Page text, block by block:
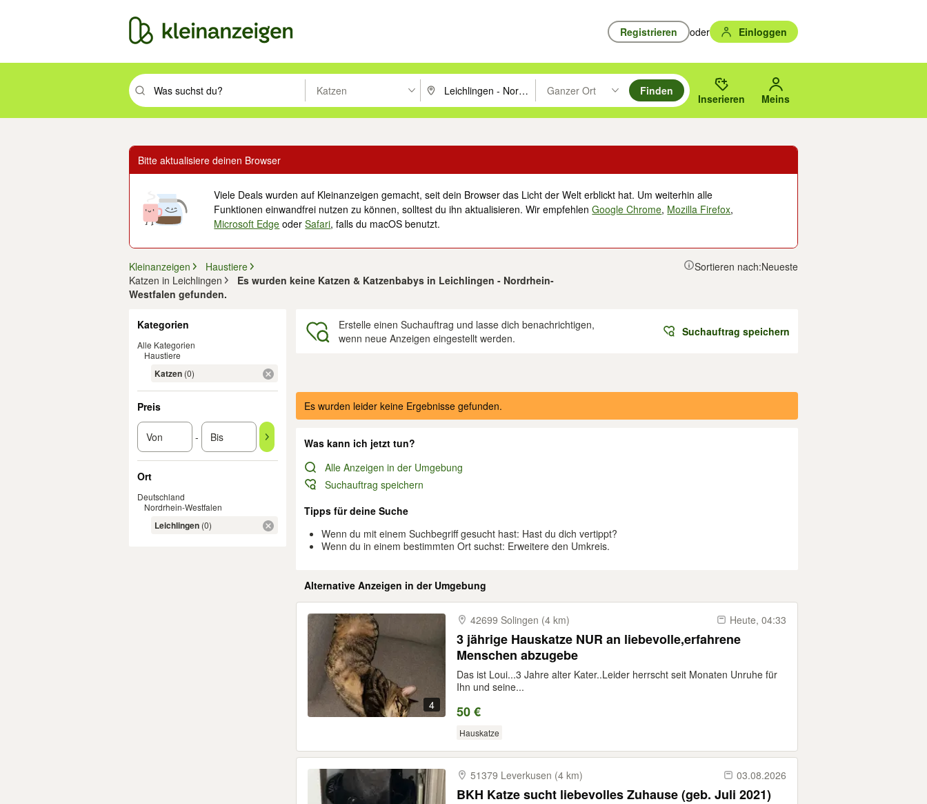
Registrieren oder Einloggen
Suchbegriff eingeben. Eingabetaste drücken um zu suchen, oder Vorschläge mit den Pfeiltasten nach oben/unten durchsuchen und mit Eingabetaste auswählen.
Katzen PLZ oder Ort eingeben. Eingabetaste drücken um zu suchen, oder Vorschläge mit den Pfeiltasten nach oben/
Ganzer Ort
Suche im Umkreis des gewählten Orts oder PLZ.
Finden
Inserieren Meins
Bitte aktualisiere deinen Browser
Viele Deals wurden auf Kleinanzeigen gemacht, seit dein Browser das Licht der Welt erblickt hat. Um weiterhin alle
Funktionen einwandfrei nutzen zu können, solltest du ihn aktualisieren. Wir empfehlenGoogle Chrome, Mozilla Firefox,
Microsoft Edge oderSafari, falls du macOS benutzt.
Kleinanzeigen
Haustiere
Katzen in Leichlingen
Es wurden keine Katzen & Katzenbabys in Leichlingen - Nordrhein-
Westfalen gefunden.
Sortieren nach:Neueste
Kategorien
Alle Kategorien
Haustiere
Katzen (0)
Preis
-
Ort
Deutschland
Nordrhein-Westfalen
Leichlingen (0)
Erstelle einen Suchauftrag und lasse dich benachrichtigen,
wenn neue Anzeigen eingestellt werden.
Suchauftrag speichern
Ergebnisse
Es wurden leider keine Ergebnisse gefunden.
Was kann ich jetzt tun?
Alle Anzeigen in der Umgebung
Suchauftrag speichern
Tipps für deine Suche
Wenn du mit einem Suchbegriff gesucht hast: Hast du dich vertippt?
Wenn du in einem bestimmten Ort suchst: Erweitere den Umkreis.
Alternative Anzeigen in der Umgebung
4
42699 Solingen (4 km) Heute, 04:33
3 jährige Hauskatze NUR an liebevolle,erfahrene
Menschen abzugebe
Das ist Loui...3 Jahre alter Kater..Leider herrscht seit Monaten Unruhe für
Ihn und seine...
50 €
Hauskatze
51379 Leverkusen (4 km) 03.08.2026
BKH Katze sucht liebevolles Zuhause (geb. Juli 2021)